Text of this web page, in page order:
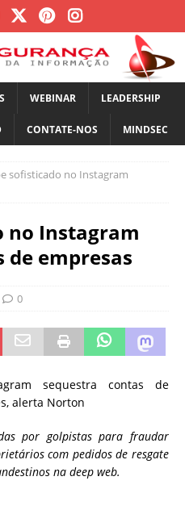
WEBINAR LEADERSHIP
CONTATE-NOS MINDSEC
sofisticado no Instagram
no Instagram
de empresas
0
sequestra contas de
alerta Norton
por golpistas para fraudar
com pedidos de resgate
na deep web.